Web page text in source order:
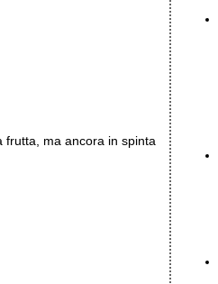
frutta, ma ancora in spinta